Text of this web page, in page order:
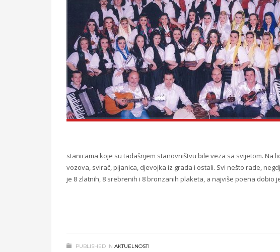
stanicama koje su tadašnjem stanovništvu bile veza sa svijetom. Na
vozova, svirač, pijanica, djevojka iz grada i ostali. Svi nešto rade,
je 8 zlatnih, 8 srebrenih i 8 bronzanih plaketa, a najviše poena dobio
PUBLISHED IN AKTUELNOSTI